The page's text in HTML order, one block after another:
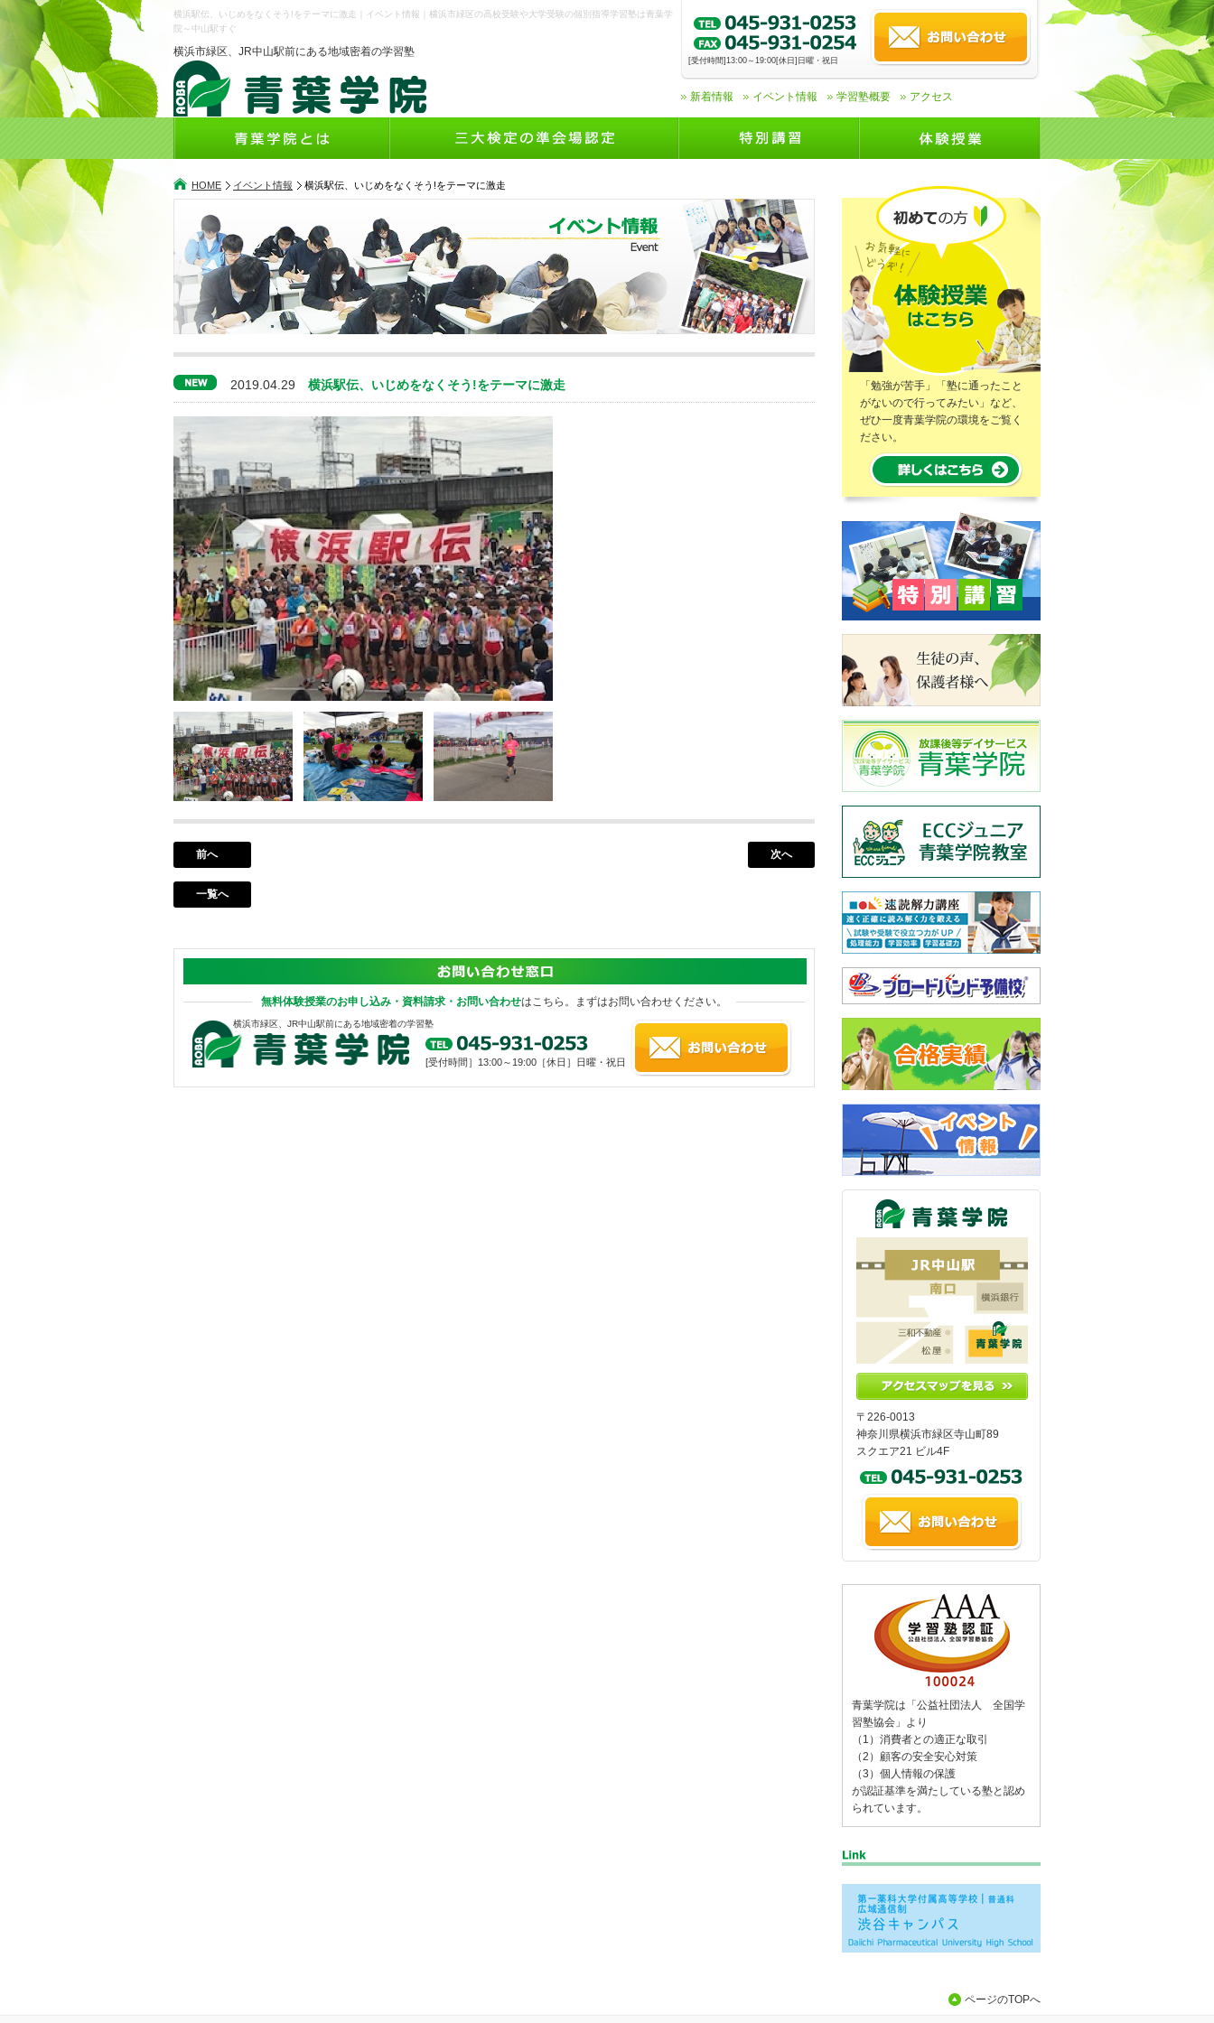
横浜駅伝、いじめをなくそう!をテーマに激走｜イベント情報｜横浜市緑区の高校受験や大学受験の個別指導学習塾は青葉学
院～中山駅すぐ
横浜市緑区、JR中山駅前にある地域密着の学習塾
[受付時間]13:00～19:00[休日]日曜・祝日
新着情報 イベント情報 学習塾概要 アクセス
HOME イベント情報 横浜駅伝、いじめをなくそう!をテーマに激走
2019.04.29 横浜駅伝、いじめをなくそう!をテーマに激走
前へ
一覧へ
次へ
無料体験授業のお申し込み・資料請求・お問い合わせはこちら。まずはお問い合わせください。
横浜市緑区、JR中山駅前にある地域密着の学習塾
[受付時間］13:00～19:00［休日］日曜・祝日
「勉強が苦手」「塾に通ったこと
がないので行ってみたい」など、
ぜひ一度青葉学院の環境をご覧く
ださい。
〒226-0013
神奈川県横浜市緑区寺山町89
スクエア21 ビル4F
青葉学院は「公益社団法人 全国学
習塾協会」より
（1）消費者との適正な取引
（2）顧客の安全安心対策
（3）個人情報の保護
が認証基準を満たしている塾と認め
られています。
ページのTOPへ